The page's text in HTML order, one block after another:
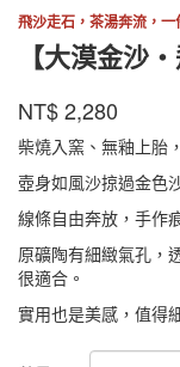
飛沙走石，茶湯奔流，
【大漠金沙
商品代號
品牌
寶
NT$2,280
柴燒入窯、無釉上胎
壺身如風沙掠過金色
線條自由奔放，手作
原礦陶有細緻氣孔，
很適合。
實用也是美感，值得